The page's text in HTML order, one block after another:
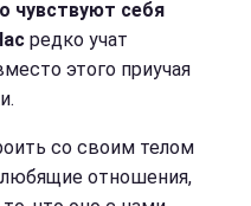
чувствуют себя
редко учат
этого приучая
со своим телом
отношения,